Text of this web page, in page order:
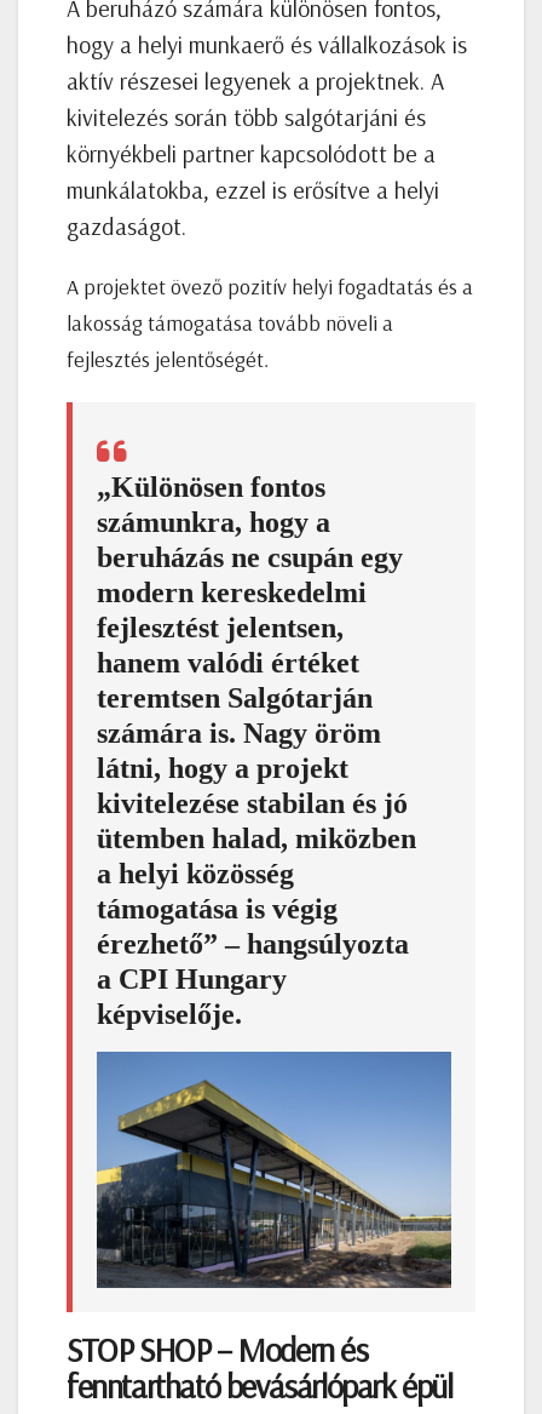
A beruházó számára különösen fontos,
hogy a helyi munkaerő és vállalkozások is
aktív részesei legyenek a projektnek. A
kivitelezés során több salgótarjáni és
környékbeli partner kapcsolódott be a
munkálatokba, ezzel is erősítve a helyi
gazdaságot.
A projektet övező pozitív helyi fogadtatás és a
lakosság támogatása tovább növeli a
fejlesztés jelentőségét.
„Különösen fontos
számunkra, hogy a
beruházás ne csupán egy
modern kereskedelmi
fejlesztést jelentsen,
hanem valódi értéket
teremtsen Salgótarján
számára is. Nagy öröm
látni, hogy a projekt
kivitelezése stabilan és jó
ütemben halad, miközben
a helyi közösség
támogatása is végig
érezhető” – hangsúlyozta
a CPI Hungary
képviselője.
STOP SHOP – Modern és
fenntartható bevásárlópark épül